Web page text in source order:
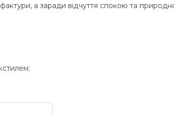
а заради відчуття спокою та